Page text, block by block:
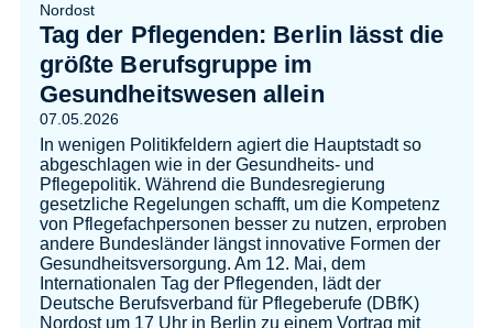
Nordost
Tag der Pflegenden: Berlin lässt die
größte Berufsgruppe im
Gesundheitswesen allein
07.05.2026
In wenigen Politikfeldern agiert die Hauptstadt so
abgeschlagen wie in der Gesundheits- und
Pflegepolitik. Während die Bundesregierung
gesetzliche Regelungen schafft, um die Kompetenz
von Pflegefachpersonen besser zu nutzen, erproben
andere Bundesländer längst innovative Formen der
Gesundheitsversorgung. Am 12. Mai, dem
Internationalen Tag der Pflegenden, lädt der
Deutsche Berufsverband für Pflegeberufe (DBfK)
Nordost um 17 Uhr in Berlin zu einem Vortrag mit